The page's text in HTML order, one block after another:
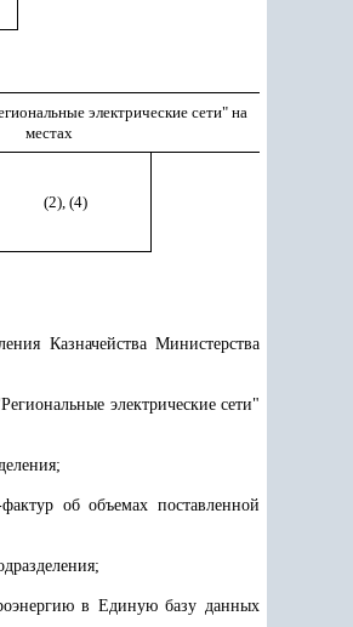
электрические сети" на
местах
(2), (4)
Казначейства Министерства
электрические сети"
об объемах поставленной
в Единую базу данных